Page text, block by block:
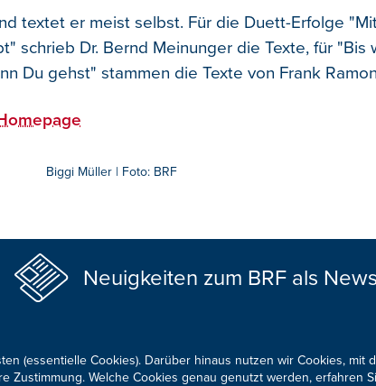
textet er meist selbst. Für die Duett-Erfolge
schrieb Dr. Bernd Meinunger die Texte, für "Bis
Du gehst" stammen die Texte von Frank
Biggi Müller | Foto: BRF
Neuigkeiten zum BRF als
(essentielle Cookies). Darüber hinaus nutzen wir Cookies, mit
Zustimmung. Welche Cookies genau genutzt werden, erfahren